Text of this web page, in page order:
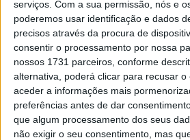
serviços. Com a sua permissão, nós e
poderemos usar identificação e dados
precisos através da procura de
consentir o processamento por nossa
nossos 1731 parceiros, conforme
alternativa, poderá clicar para recusar
aceder a informações mais
preferências antes de dar
que algum processamento dos seus
não exigir o seu consentimento, mas
Domen Gril,Bandeira,Famana
CakareAdílio Santos, enquanto
estão, entre outros,Fernando
Janota,Pedro Monteiro,Rafa Alves
André Claro,João VascoePaul
mesa está a possibilidade de
destes atletas.